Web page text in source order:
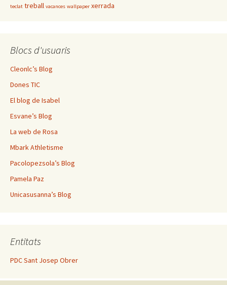
teclat treball vacances wallpaper xerrada
Blocs d'usuaris
Cleonlc’s Blog
Dones TIC
El blog de Isabel
Esvane’s Blog
La web de Rosa
Mbark Athletisme
Pacolopezsola’s Blog
Pamela Paz
Unicasusanna’s Blog
Entitats
PDC Sant Josep Obrer